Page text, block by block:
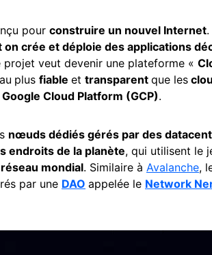
pour construire un nouvel Internet
crée et déploie des applications
projet veut devenir une plateforme «
plus fiable et transparent que les
Google Cloud Platform (GCP).
nœuds dédiés gérés par des
endroits de la planète, qui utilisent le
réseau mondial. Similaire à Avalanche,
par une DAO appelée le Network